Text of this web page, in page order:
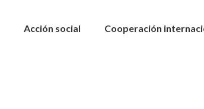
Acción social Cooperación